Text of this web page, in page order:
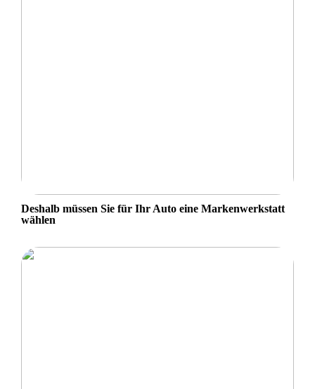
Deshalb müssen Sie für Ihr Auto eine Markenwerkstatt
wählen